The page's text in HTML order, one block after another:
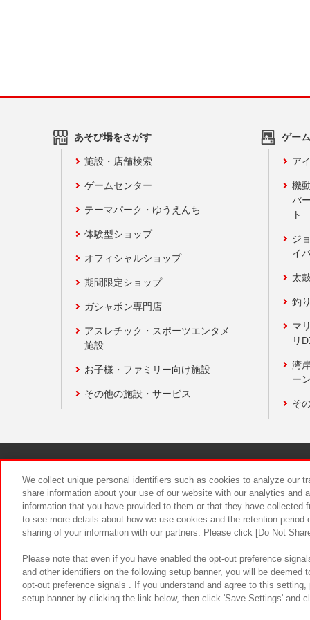
あそび場をさがす
施設・店舗検索
ゲームセンター
テーマパーク・ゆうえんち
体験型ショップ
オフィシャルショップ
期間限定ショップ
ガシャポン専門店
アスレチック・スポーツエンタメ
施設
お子様・ファミリー向け施設
その他の施設・サービス
ゲー
ア
機
バ
ト
ジ
イ
太
釣
マ
リ
湾
ー
そ
食品のご
We collect unique personal identifiers such as cookies to analyze our
share information about your use of our website with our analytics and
information that you have provided to them or that they have
to see more details about how we use cookies and the retention
sharing of your information with our partners. Please click [Do Not
Please note that even if you have enabled the opt-out preference
and other identifiers on the following setup banner, you will be
opt-out preference signals . If you understand and agree to this
setup banner by clicking the link below, then click 'Save Settings' and